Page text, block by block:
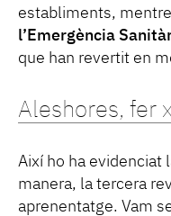
establiments,
l’Emergència
que han revertit en
Aleshores, fer
Així ho ha evidenciat
manera, la tercera
aprenentatge. Vam